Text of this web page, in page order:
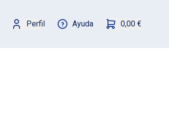
Perfil Ayuda 0,00 €